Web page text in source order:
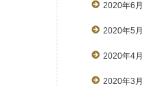
2020年6月
2020年5月
2020年4月
2020年3月